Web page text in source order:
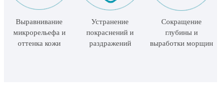
Выравнивание
микрорельефа и
оттенка кожи
Устранение
покраснений и
раздражений
Сокращение
глубины и
выработки морщин